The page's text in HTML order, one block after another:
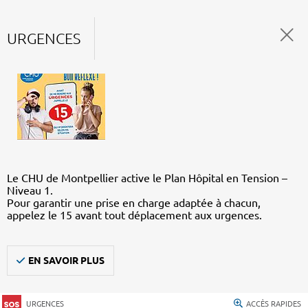
URGENCES
Le CHU de Montpellier active le Plan Hôpital en Tension –
Niveau 1.
Pour garantir une prise en charge adaptée à chacun,
appelez le 15 avant tout déplacement aux urgences.
EN SAVOIR PLUS
URGENCES ACCÈS RAPIDES